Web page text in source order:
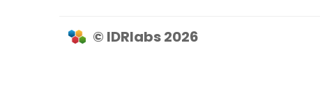
© IDRlabs 2026